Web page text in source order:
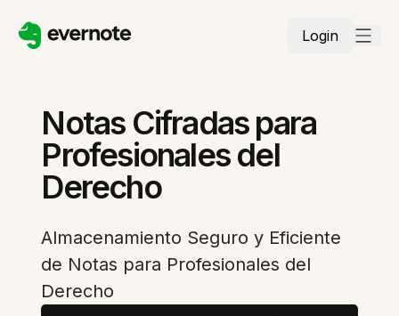
Login
Notas Cifradas para
Profesionales del
Derecho
Almacenamiento Seguro y Eficiente
de Notas para Profesionales del
Derecho